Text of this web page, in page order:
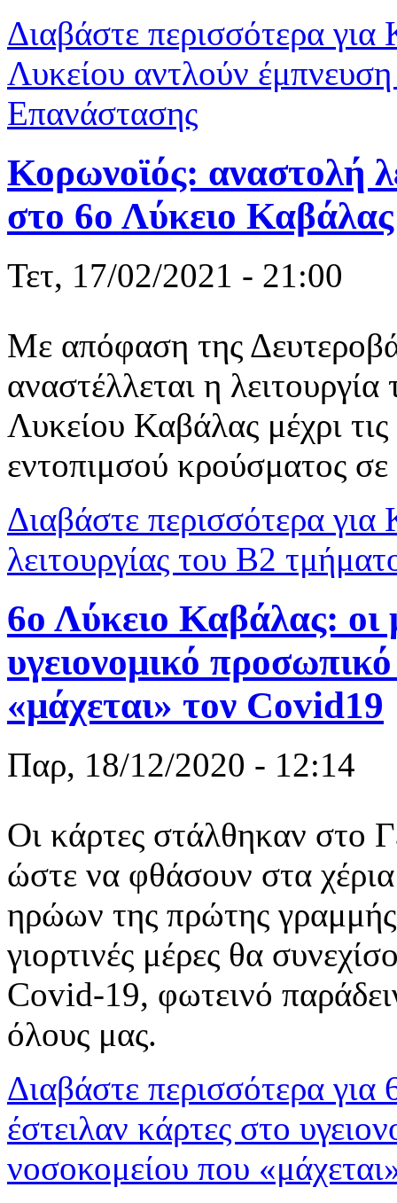
Διαβάστε περισσότερα για
Λυκείου αντλούν
Επανάστασης
Κορωνοϊός: αναστολή
στο 6ο Λύκειο Καβάλας
Τετ, 17/02/2021 - 21:00
Με απόφαση της
αναστέλλεται η
Λυκείου Καβάλας μέχρι
εντοπιμσού κρούσματος
Διαβάστε περισσότερα για
λειτουργίας του Β2
6ο Λύκειο Καβάλας: οι
υγειονομικό
«μάχεται» τον Covid19
Παρ, 18/12/2020 - 12:14
Οι κάρτες στάλθηκαν στο
ώστε να φθάσουν στα
ηρώων της πρώτης
γιορτινές μέρες θα
Covid-19, φωτεινό
όλους μας.
Διαβάστε περισσότερα για
έστειλαν κάρτες στο
νοσοκομείου που